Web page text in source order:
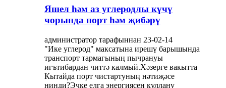
Яшел һәм аз углеродлы күчү
чорында порт һәм җибәрү
администратор тарафыннан 23-02-14
"Ике углерод" максатына ирешү барышында
транспорт тармагының пычрануы
игътибардан читтә калмый.Хәзерге вакытта
Кытайда порт чистартуның нәтиҗәсе
нинди?Эчке елга энергиясен куллану